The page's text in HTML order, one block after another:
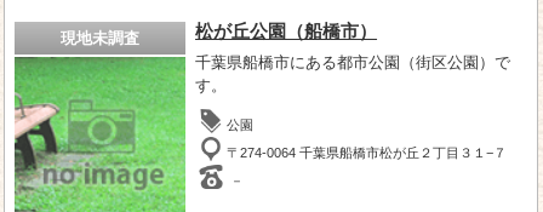
現地未調査 松が丘公園（船橋市）
千葉県船橋市にある都市公園（街区公園）で
す。
公園
〒274-0064 千葉県船橋市松が丘２丁目３１−７
－